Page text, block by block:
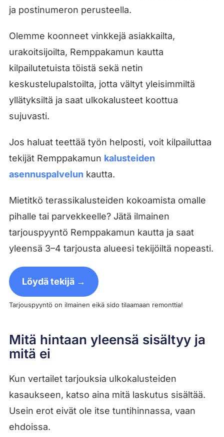
ja postinumeron perusteella.
Olemme koonneet vinkkejä asiakkailta,
urakoitsijoilta, Remppakamun kautta
kilpailutetuista töistä sekä netin
keskustelupalstoilta, jotta vältyt yleisimmiltä
yllätyksiltä ja saat ulkokalusteet koottua
sujuvasti.
Jos haluat teettää työn helposti, voit kilpailuttaa
tekijät Remppakamun kalusteiden
asennuspalvelun kautta.
Mietitkö terassikalusteiden kokoamista omalle
pihalle tai parvekkeelle? Jätä ilmainen
tarjouspyyntö Remppakamun kautta ja saat
yleensä 3–4 tarjousta alueesi tekijöiltä nopeasti.
Löydä tekijä →
Tarjouspyyntö on ilmainen eikä sido tilaamaan remonttia!
Mitä hintaan yleensä sisältyy ja
mitä ei
Kun vertailet tarjouksia ulkokalusteiden
kasaukseen, katso aina mitä laskutus sisältää.
Usein erot eivät ole itse tuntihinnassa, vaan
ehdoissa.